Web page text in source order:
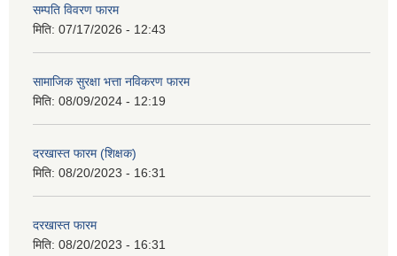
सम्पति विवरण फारम
मिति: 07/17/2026 - 12:43
सामाजिक सुरक्षा भत्ता नविकरण फारम
मिति: 08/09/2024 - 12:19
दरखास्त फारम (शिक्षक)
मिति: 08/20/2023 - 16:31
दरखास्त फारम
मिति: 08/20/2023 - 16:31